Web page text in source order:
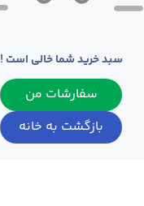
سبد خرید شما خالی است !
سفارشات من
بازگشت به خانه